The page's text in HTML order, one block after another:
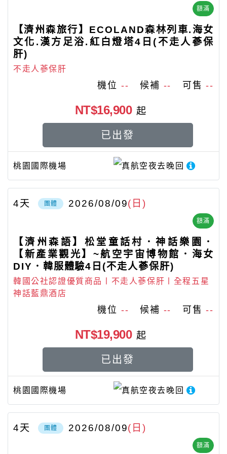
額滿
【濟州森旅行】ECOLAND森林列車.海女
文化.漢方足浴.紅白燈塔4日(不走人蔘保
肝)
機位 -- 候補 -- 可售--
不走人蔘保肝
桃園國際機場 真航空夜去晚回
NT$16,900 起
已出發
額滿
團體 2026/08/09(日)
4天
【濟州森語】松堂童話村．神話樂園．
【新產業觀光】~航空宇宙博物館．海女
DIY．韓服體驗4日(不走人蔘保肝)
機位 -- 候補 -- 可售--
韓國公社認證優質商品〡不走人蔘保肝〡全程五星
神話藍鼎酒店
桃園國際機場 真航空夜去晚回
NT$19,900 起
已出發
額滿
團體 2026/08/09(日)
4天